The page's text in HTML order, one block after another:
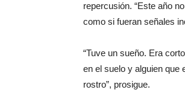
repercusión. “Este año
como si fueran señales
“Tuve un sueño. Era
en el suelo y alguien que
rostro”, prosigue.